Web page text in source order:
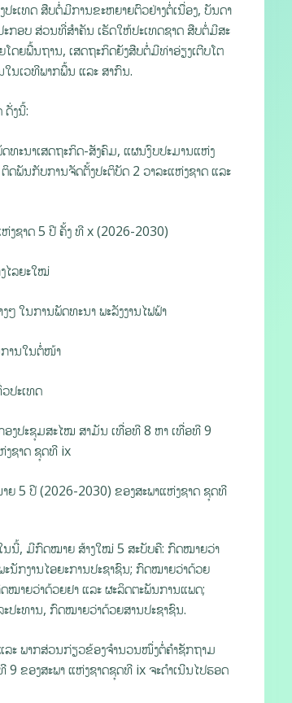
ະເທດ ສືບຕໍ່ມີການຂະຫຍາຍຕົວຢ່າງຕໍ່ເນື່ອງ, ບັນດາ
ກອບ ສ່ວນທີ່ສໍາຄັນ ເຮັດໃຫ້ປະເທດຊາດ ສືບຕໍ່ມີສະ
ດຍພື້ນຖານ, ເສດຖະກິດຍັງສືບຕໍ່ມີທ່າອ່ຽງເຕີບໂຕ
ໃນເວທີພາກພື້ນ ແລະ ສາກົນ.
ດັ່ງນີ້:
ທະນາເສດຖະກິດ-ສັງຄົມ, ແຜນງົບປະມານແຫ່ງ
ພັນກັບການຈັດຕັ້ງປະຕິບັດ 2 ວາລະແຫ່ງຊາດ ແລະ
ງຊາດ 5 ປີ ຄັ້ງ ທີ x (2026-2030)
ໄລຍະໃໝ່
ໃນການພັດທະນາ ພະລັງງານໄຟຟ້າ
ການໃນຕໍ່ໜ້າ
ປະເທດ
ອງປະຊຸມສະໄໝ ສາມັນ ເທື່ອທີ 8 ຫາ ເທື່ອທີ 9
ງຊາດ ຊຸດທີ ix
ຍ 5 ປີ (2026-2030) ຂອງສະພາແຫ່ງຊາດ ຊຸດທີ
ນນີ້, ມີກົດໝາຍ ສ້າງໃໝ່ 5 ສະບັບຄື: ກົດໝາຍວ່າ
ນັກງານໄອຍະການປະຊາຊົນ; ກົດໝາຍວ່າດ້ວຍ
າຍວ່າດ້ວຍຢາ ແລະ ຜະລິດຕະພັນການແພດ;
ະທານ, ກົດໝາຍວ່າດ້ວຍສານປະຊາຊົນ.
ລະ ພາກສ່ວນກ່ຽວຂ້ອງຈໍານວນໜຶ່ງຕໍ່ຄໍາຊັກຖາມ
ຂອງສະພາ ແຫ່ງຊາດຊຸດທີ ix ຈະດໍາເນີນໄປຮອດ